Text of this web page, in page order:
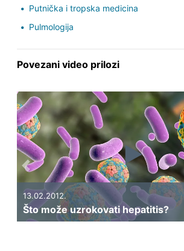
Putnička i tropska medicina
Pulmologija
Povezani video prilozi
13.02.2012.
Što može uzrokovati hepatitis?
Previous